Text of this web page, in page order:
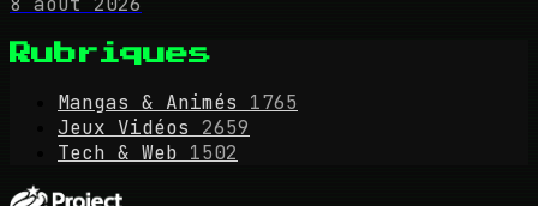
Rubriques
Mangas & Animés
1765
Jeux Vidéos
2659
Tech & Web 1502